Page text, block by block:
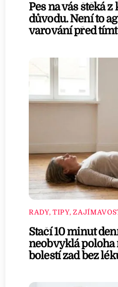
Pes na vás štěká
důvodu. Není to
varování před
RADY, TIPY,
Stačí 10 minut
neobvyklá poloha
bolestí zad bez